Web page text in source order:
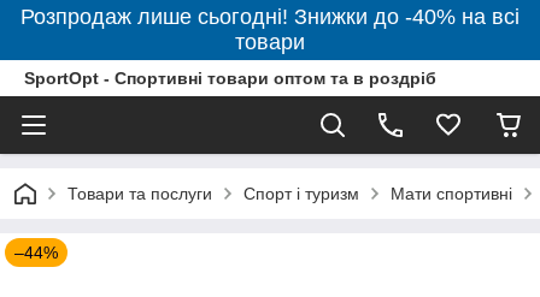
Розпродаж лише сьогодні! Знижки до -40% на всі
товари
SportOpt - Спортивні товари оптом та в роздріб
Товари та послуги Спорт і туризм Мати спортивні
–44%